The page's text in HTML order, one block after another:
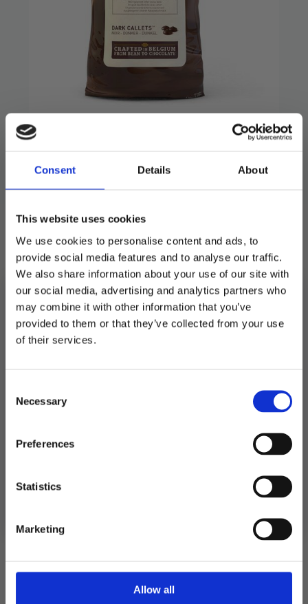
Consent Details About
This website uses cookies
We use cookies to personalise content and ads, to
provide social media features and to analyse our traffic.
We also share information about your use of our site with
our social media, advertising and analytics partners who
may combine it with other information that you’ve
provided to them or that they’ve collected from your use
of their services.
Selection
Necessary
Preferences
Statistics
Marketing
Allow all
Callebaut mørk
299kr
1000g i pakken.
Utsolgt
105484
Kategorier:Bakeingredienser, Baking
MELD DEG PÅ NYHETSBREVET